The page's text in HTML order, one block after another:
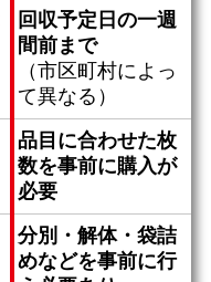
回収予定日の一週
間前まで
（市区町村によっ
て異なる）
品目に合わせた枚
数を事前に購入が
必要
分別・解体・袋詰
めなどを事前に行